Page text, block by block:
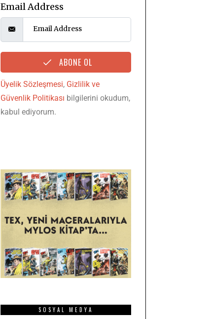
Email Address
ABONE OL
Üyelik Sözleşmesi, Gizlilik ve
Güvenlik Politikası bilgilerini okudum,
kabul ediyorum.
SOSYAL MEDYA